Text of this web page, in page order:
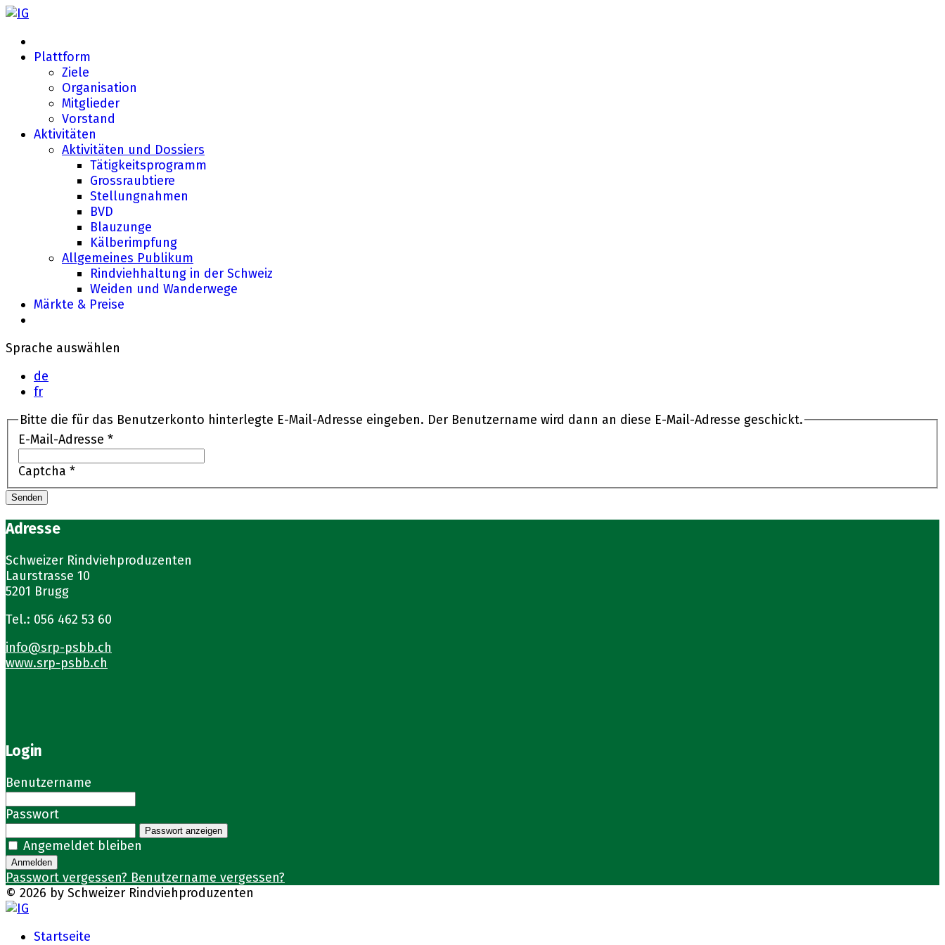
Plattform
Ziele
Organisation
Mitglieder
Vorstand
Aktivitäten
Aktivitäten und Dossiers
Tätigkeitsprogramm
Grossraubtiere
Stellungnahmen
BVD
Blauzunge
Kälberimpfung
Allgemeines Publikum
Rindviehhaltung in der Schweiz
Weiden und Wanderwege
Märkte & Preise
Sprache auswählen
de
fr
Bitte die für das Benutzerkonto hinterlegte E-Mail-Adresse eingeben. Der Benutzername wird dann an diese E-Mail-Adresse geschickt.
E-Mail-Adresse *
Captcha *
Senden
Adresse
Schweizer Rindviehproduzenten
Laurstrasse 10
5201 Brugg
Tel.: 056 462 53 60
info@srp-psbb.ch
www.srp-psbb.ch
Login
Benutzername
Passwort
Passwort anzeigen
Angemeldet bleiben
Anmelden
Passwort vergessen? Benutzername vergessen?
© 2026 by Schweizer Rindviehproduzenten
Startseite